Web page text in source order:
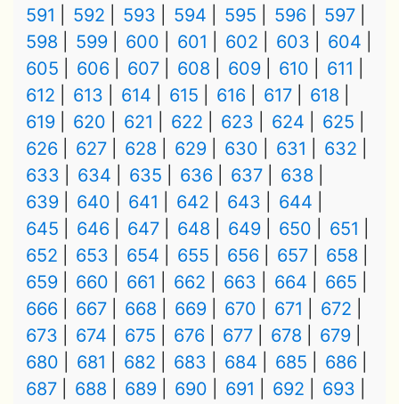
591
592 593 594 595 596
597
598
599 600 601 602 603
604
605
606 607 608 609 610
611
612
613 614 615 616 617
618
619
620 621 622 623 624
625
626
627 628 629 630 631
632
633
634 635 636 637
638
639
640 641 642 643
644
645
646 647 648 649 650
651
652
653 654 655 656 657
658
659
660 661 662 663 664
665
666
667 668 669 670 671
672
673
674 675 676 677 678
679
680
681 682 683 684 685
686
687
688 689 690 691 692
693